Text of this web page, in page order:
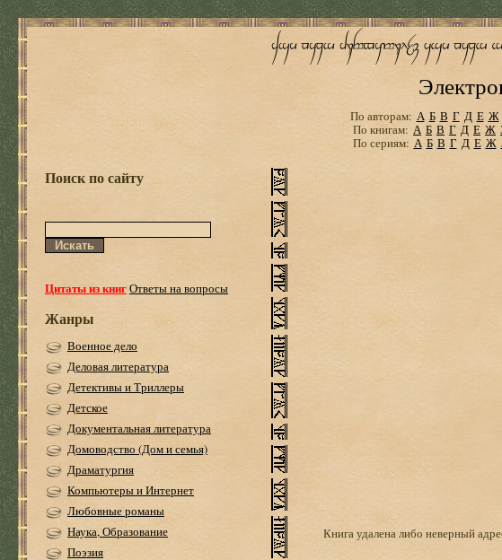
По авторам: А Б В Г Д Е Ж
По книгам: А Б В Г Д Е Ж
По сериям: А Б В Г Д Е Ж
Поиск по сайту
Цитаты из книгОтветы на вопросы
Жанры
Военное дело
Деловая литература
Детективы и Триллеры
Детское
Документальная литература
Домоводство (Дом и семья)
Драматургия
Компьютеры и Интернет
Любовные романы
Наука, Образование
Поэзия
Книга удалена либо неверный